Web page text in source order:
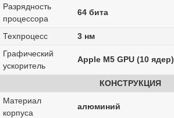
Разрядность
процессора
64 бита
Техпроцесс
3 нм
Графический
ускоритель
Apple M5 GPU (10 ядер)
КОНСТРУКЦИЯ
Материал
корпуса
алюминий